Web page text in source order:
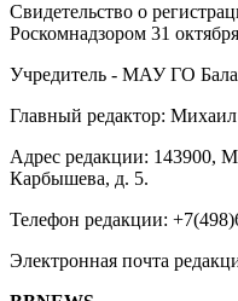
Свидетельство о
Роскомнадзором 31
Учредитель - МАУ ГО
Главный редактор:
Адрес редакции: 143900,
Карбышева, д. 5.
Телефон редакции:
Электронная почта